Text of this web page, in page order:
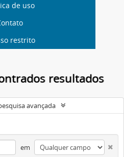
de uso
restrito
resultados
avançada
em